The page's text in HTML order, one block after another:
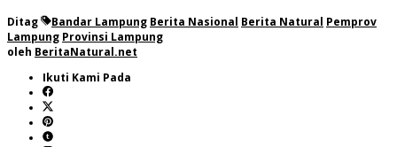
Ditag Bandar Lampung Berita Nasional Berita Natural Pemprov
Lampung Provinsi Lampung
oleh BeritaNatural.net
Ikuti Kami Pada